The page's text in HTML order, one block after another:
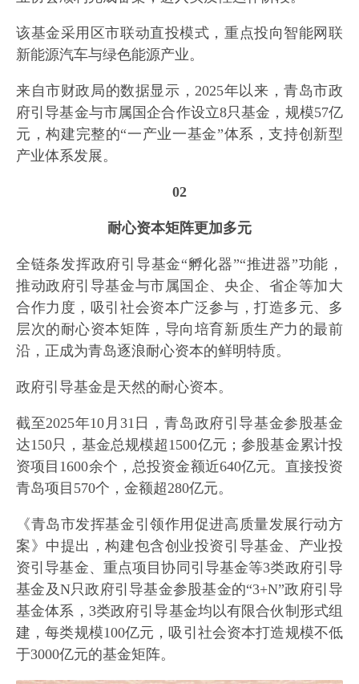
该基金采用区市联动直投模式，重点投向智能网联
新能源汽车与绿色能源产业。
来自市财政局的数据显示，2025年以来，青岛市政
府引导基金与市属国企合作设立8只基金，规模57亿
元，构建完整的“一产业一基金”体系，支持创新型
产业体系发展。
02
耐心资本矩阵更加多元
全链条发挥政府引导基金“孵化器”“推进器”功能，
推动政府引导基金与市属国企、央企、省企等加大
合作力度，吸引社会资本广泛参与，打造多元、多
层次的耐心资本矩阵，导向培育新质生产力的最前
沿，正成为青岛逐浪耐心资本的鲜明特质。
政府引导基金是天然的耐心资本。
截至2025年10月31日，青岛政府引导基金参股基金
达150只，基金总规模超1500亿元；参股基金累计投
资项目1600余个，总投资金额近640亿元。直接投资
青岛项目570个，金额超280亿元。
《青岛市发挥基金引领作用促进高质量发展行动方
案》中提出，构建包含创业投资引导基金、产业投
资引导基金、重点项目协同引导基金等3类政府引导
基金及N只政府引导基金参股基金的“3+N”政府引导
基金体系，3类政府引导基金均以有限合伙制形式组
建，每类规模100亿元，吸引社会资本打造规模不低
于3000亿元的基金矩阵。